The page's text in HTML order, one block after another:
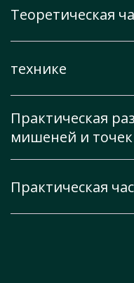
Теоретическая
Общая информация
Механизм действия
технике
Разведение и
Гипергидроз,
Практическая
мишеней и
Документация:
Практическая